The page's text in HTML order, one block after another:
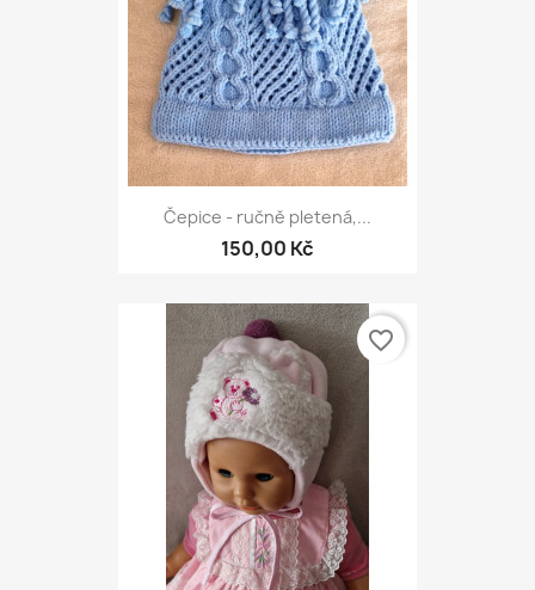
Čepice - ručně pletená,...
150,00 Kč
favorite_border